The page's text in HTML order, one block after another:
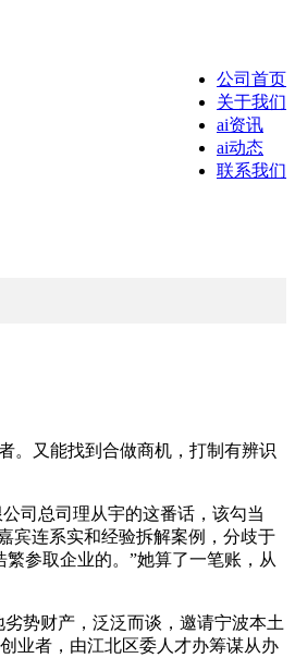
公司首页
关于我们
ai资讯
ai动态
联系我们
。又能找到合做商机，打制有辨识
司总司理从宇的这番话，该勾当
宾连系实和经验拆解案例，分歧于
参取企业的。”她算了一笔账，从
势财产，泛泛而谈，邀请宁波本土
业者，由江北区委人才办筹谋从办